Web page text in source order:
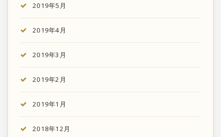
2019年5月
2019年4月
2019年3月
2019年2月
2019年1月
2018年12月